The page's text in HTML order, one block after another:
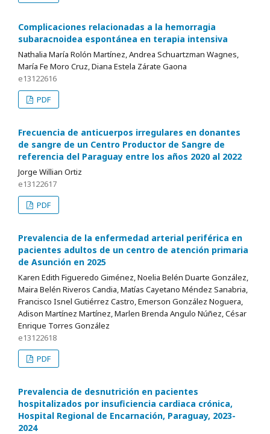
Complicaciones relacionadas a la hemorragia
subaracnoidea espontánea en terapia intensiva
Nathalia María Rolón Martínez, Andrea Schuartzman Wagnes,
María Fe Moro Cruz, Diana Estela Zárate Gaona
e13122616
PDF
Frecuencia de anticuerpos irregulares en donantes
de sangre de un Centro Productor de Sangre de
referencia del Paraguay entre los años 2020 al 2022
Jorge Willian Ortiz
e13122617
PDF
Prevalencia de la enfermedad arterial periférica en
pacientes adultos de un centro de atención primaria
de Asunción en 2025
Karen Edith Figueredo Giménez, Noelia Belén Duarte González,
Maira Belén Riveros Candia, Matías Cayetano Méndez Sanabria,
Francisco Isnel Gutiérrez Castro, Emerson González Noguera,
Adison Martínez Martínez, Marlen Brenda Angulo Núñez, César
Enrique Torres González
e13122618
PDF
Prevalencia de desnutrición en pacientes
hospitalizados por insuficiencia cardiaca crónica,
Hospital Regional de Encarnación, Paraguay, 2023-
2024